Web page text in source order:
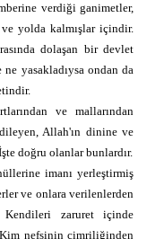
verdiği ganimetler,
yolda kalmışlar içindir.
dolaşan bir devlet
yasakladıysa ondan da
ve mallarından
Allah'ın dinine ve
doğru olanlar bunlardır.
imanı yerleştirmiş
ve onlara verilenlerden
Kendileri zaruret içinde
nefsinin cimriliğinden